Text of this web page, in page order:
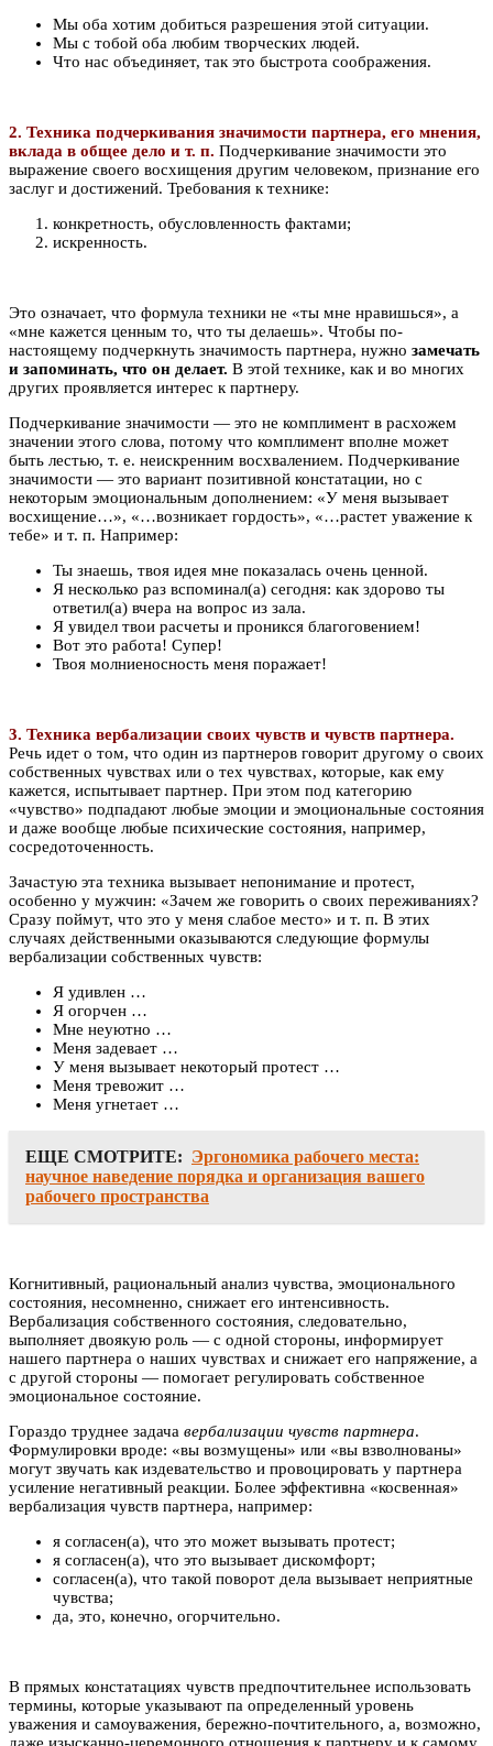
Мы оба хотим добиться разрешения этой ситуации.
Мы с тобой оба любим творческих людей.
Что нас объединяет, так это быстрота соображения.
2. Техника подчеркивания значимости партнера, его мнения,
вклада в общее дело и т. п. Подчеркивание значимости это
выражение своего восхищения другим человеком, признание его
заслуг и достижений. Требования к технике:
конкретность, обусловленность фактами;
искренность.
Это означает, что формула техники не «ты мне нравишься», а
«мне кажется ценным то, что ты делаешь». Чтобы по-
настоящему подчеркнуть значимость партнера, нужно замечать
и запоминать, что он делает. В этой технике, как и во многих
других проявляется интерес к партнеру.
Подчеркивание значимости — это не комплимент в расхожем
значении этого слова, потому что комплимент вполне может
быть лестью, т. е. неискренним восхвалением. Подчеркивание
значимости — это вариант позитивной констатации, но с
некоторым эмоциональным дополнением: «У меня вызывает
восхищение…», «…возникает гордость», «…растет уважение к
тебе» и т. п. Например:
Ты знаешь, твоя идея мне показалась очень ценной.
Я несколько раз вспоминал(а) сегодня: как здорово ты
ответил(а) вчера на вопрос из зала.
Я увидел твои расчеты и проникся благоговением!
Вот это работа! Супер!
Твоя молниеносность меня поражает!
3. Техника вербализации своих чувств и чувств партнера.
Речь идет о том, что один из партнеров говорит другому о своих
собственных чувствах или о тех чувствах, которые, как ему
кажется, испытывает партнер. При этом под категорию
«чувство» подпадают любые эмоции и эмоциональные состояния
и даже вообще любые психические состояния, например,
сосредоточенность.
Зачастую эта техника вызывает непонимание и протест,
особенно у мужчин: «Зачем же говорить о своих переживаниях?
Сразу поймут, что это у меня слабое место» и т. п. В этих
случаях действенными оказываются следующие формулы
вербализации собственных чувств:
Я удивлен …
Я огорчен …
Мне неуютно …
Меня задевает …
У меня вызывает некоторый протест …
Меня тревожит …
Меня угнетает …
ЕЩЕ СМОТРИТЕ: Эргономика рабочего места:
научное наведение порядка и организация вашего
рабочего пространства
Когнитивный, рациональный анализ чувства, эмоционального
состояния, несомненно, снижает его интенсивность.
Вербализация собственного состояния, следовательно,
выполняет двоякую роль — с одной стороны, информирует
нашего партнера о наших чувствах и снижает его напряжение, а
с другой стороны — помогает регулировать собственное
эмоциональное состояние.
Гораздо труднее задача вербализации чувств партнера.
Формулировки вроде: «вы возмущены» или «вы взволнованы»
могут звучать как издевательство и провоцировать у партнера
усиление негативный реакции. Более эффективна «косвенная»
вербализация чувств партнера, например:
я согласен(а), что это может вызывать протест;
я согласен(а), что это вызывает дискомфорт;
согласен(а), что такой поворот дела вызывает неприятные
чувства;
да, это, конечно, огорчительно.
В прямых констатациях чувств предпочтительнее использовать
термины, которые указывают па определенный уровень
уважения и самоуважения, бережно-почтительного, а, возможно,